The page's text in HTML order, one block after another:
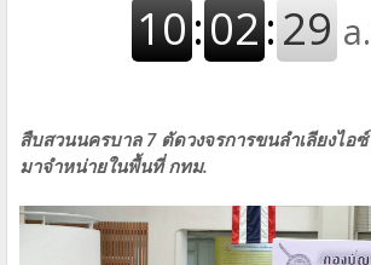
สืบสวนนครบาล 7 ตัดวงจรการขนลำเลียงไอ
มาจำหน่ายในพื้นที่ กทม.